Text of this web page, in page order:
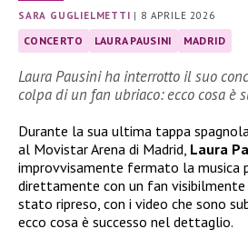
SARA GUGLIELMETTI | 8 APRILE 2026
CONCERTO LAURA PAUSINI MADRID
Laura Pausini ha interrotto il suo
colpa di un fan ubriaco: ecco cosa è
Durante la sua ultima tappa
al Movistar Arena di Madrid, Laura
improvvisamente fermato la musica
direttamente con un fan
stato ripreso, con i video che sono
ecco cosa è successo nel dettaglio.